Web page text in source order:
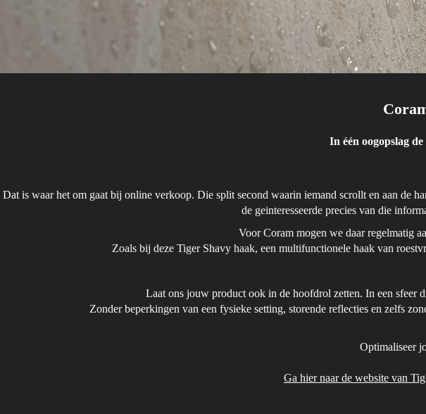
In één oogopslag
Dat is waar het om gaat bij online verkoop. Die split second waarin iemand scrollt en aan de
de geinteresseerde precies van die
Voor Coram mogen we daar regelmatig
Zoals bij deze Tiger Shavy haak, een multifunctionele haak van
Laat ons jouw product ook in de hoofdrol zetten. In een sfeer
Zonder beperkingen van een fysieke setting, storende reflecties en zelfs
Optimaliseer
Ga hier naar de website van